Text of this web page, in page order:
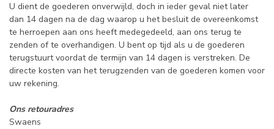
U dient de goederen onverwijld, doch in ieder geval niet later
dan 14 dagen na de dag waarop u het besluit de overeenkomst
te herroepen aan ons heeft medegedeeld, aan ons terug te
zenden of te overhandigen. U bent op tijd als u de goederen
terugstuurt voordat de termijn van 14 dagen is verstreken. De
directe kosten van het terugzenden van de goederen komen voor
uw rekening.
Ons retouradres
Swaens